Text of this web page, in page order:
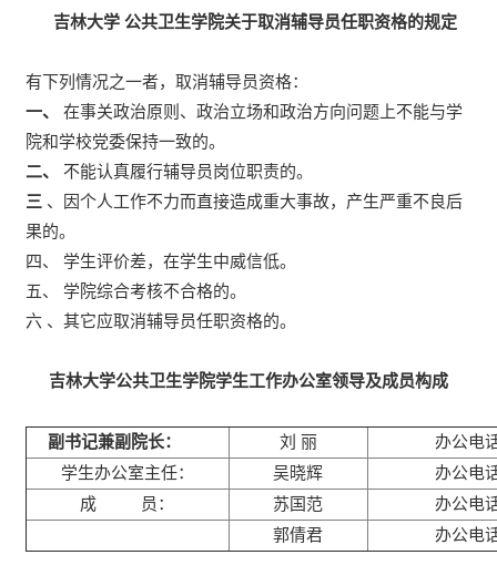
吉林大学 公共卫生学院关于取消辅导员任职资格的规定
有下列情况之一者，取消辅导员资格：
一、
在事关政治原则、政治立场和政治方向问题上不能与学
院和学校党委保持一致的。
二、
不能认真履行辅导员岗位职责的。
三 、因个人工作不力而直接造成重大事故，产生严重不良后
果的。
四、 学生评价差，在学生中威信低。
五、 学院综合考核不合格的。
六 、其它应取消辅导员任职资格的。
吉林大学公共卫生学院学生工作办公室领导及成员构成
副书记兼副院长： 刘 丽
办公电
学生办公室主任：
吴晓辉
办公电
成 员：
苏国范
办公电
郭倩君
办公电